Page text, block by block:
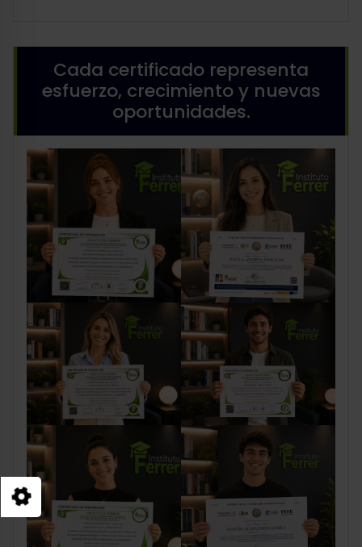
Cada certificado representa
esfuerzo, crecimiento y nuevas
oportunidades.